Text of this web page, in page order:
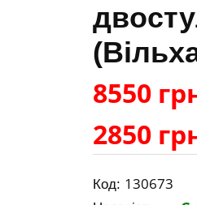
8550
2850
Код: 130673